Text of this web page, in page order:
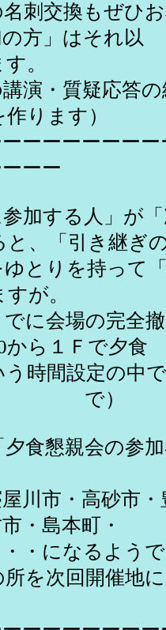
交換もぜひお
の方」はそれ
。
・質疑応答の
ります）
ーーーーーー
ーー
加する人」が
と、「引き継ぎ
りを持って「
が。
会場の完全撤
10から１Ｆ
時間設定の中
の で）
懇親会の参加
・高砂市・
・島本町・
になるようで
次回開催地に